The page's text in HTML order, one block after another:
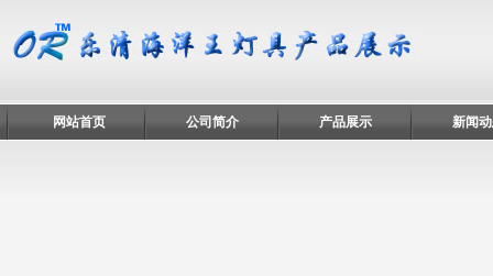
网站首页 公司简介 产品展示 新闻